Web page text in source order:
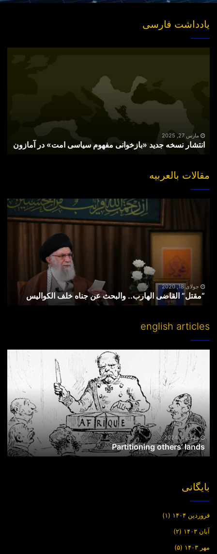
یادداشت فارسی
آمازونمارس 27, 2025
انتشار نسخه جدید «بازخوانی مفهوم سیاسی امت» در آمازون
مقالات بالعربیه
والبحث
جولای 18, 2020
“مقتل” القاضی الهارب.. والبحث عن جناه خلف الکوالیس
english articles
others’
جولای 4, 2024
Partitioning others’ lands
بایگانی
فروردین ۱۴۰۴ (۱)
آبان ۱۴۰۳ (۲)
مهر ۱۴۰۳ (۵)